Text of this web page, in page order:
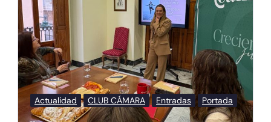
Actualidad CLUB CÁMARA Entradas Portada